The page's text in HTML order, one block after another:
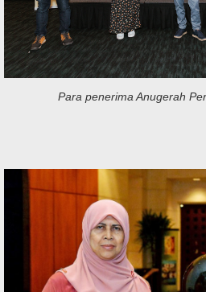
Para penerima Anugerah